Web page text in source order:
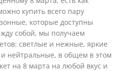
купить всего пару
которые доступны
собой, мы получаем
светлые и нежные, яркие
нейтральные, в общем в этом
на 8 марта на любой вкус и